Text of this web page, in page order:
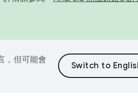
，但可能會